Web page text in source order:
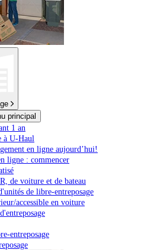
principal
1 an
à U-Haul
en ligne aujourd’hui!
ligne : commencer
de voiture et de bateau
de libre-entreposage
accessible en voiture
entreposage